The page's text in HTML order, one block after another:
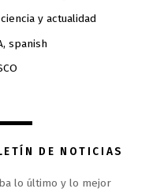
ciencia y actualidad
spanish
DE NOTICIAS
lo último y lo mejor